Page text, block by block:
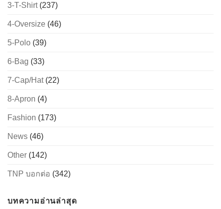
3-T-Shirt(237)
4-Oversize (46)
5-Polo (39)
6-Bag (33)
7-Cap/Hat(22)
8-Apron (4)
Fashion (173)
News (46)
Other (142)
TNP บอกต่อ (342)
บทความอ่านล่าสุด